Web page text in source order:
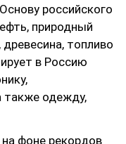
российского
природный
топливо
в Россию
также одежду,
фоне рекордов